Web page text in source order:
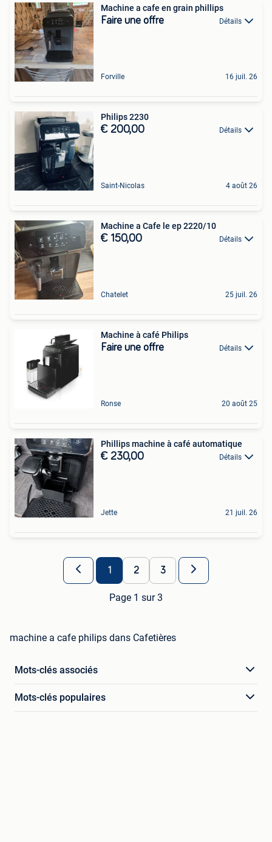
Machine a cafe en grain phillips
Faire une offre Détails
Forville 16 juil. 26
Philips 2230
€ 200,00 Détails
Saint-Nicolas 4 août 26
Machine a Cafe le ep 2220/10
€ 150,00 Détails
Chatelet 25 juil. 26
Machine à café Philips
Faire une offre Détails
Ronse 20 août 25
Phillips machine à café automatique
€ 230,00 Détails
Jette 21 juil. 26
1 2 3
Page 1 sur 3
machine a cafe philips dans Cafetières
Mots-clés associés
Mots-clés populaires